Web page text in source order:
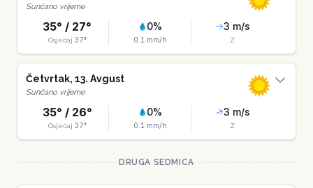
Sunčano vrijeme
35° / 27°
Osjećaj 37°
0%
0.1 mm/h
3 m/s
Z
Četvrtak, 13. Avgust
Sunčano vrijeme
35° / 26°
Osjećaj 37°
0%
0.1 mm/h
3 m/s
Z
DRUGA SEDMICA